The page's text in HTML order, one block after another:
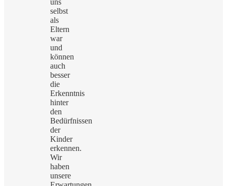
uns
selbst
als
Eltern
war
und
können
auch
besser
die
Erkenntnis
hinter
den
Bedürfnissen
der
Kinder
erkennen.
Wir
haben
unsere